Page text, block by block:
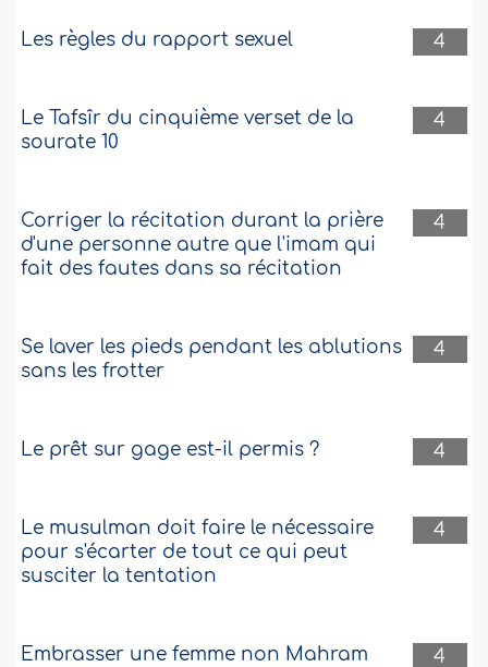
4
Les règles du rapport sexuel
4
Le Tafsîr du cinquième verset de la
sourate 10
4
Corriger la récitation durant la prière
d'une personne autre que l'imam qui
fait des fautes dans sa récitation
4
Se laver les pieds pendant les ablutions
sans les frotter
4
Le prêt sur gage est-il permis ?
4
Le musulman doit faire le nécessaire
pour s'écarter de tout ce qui peut
susciter la tentation
4
Embrasser une femme non Mahram